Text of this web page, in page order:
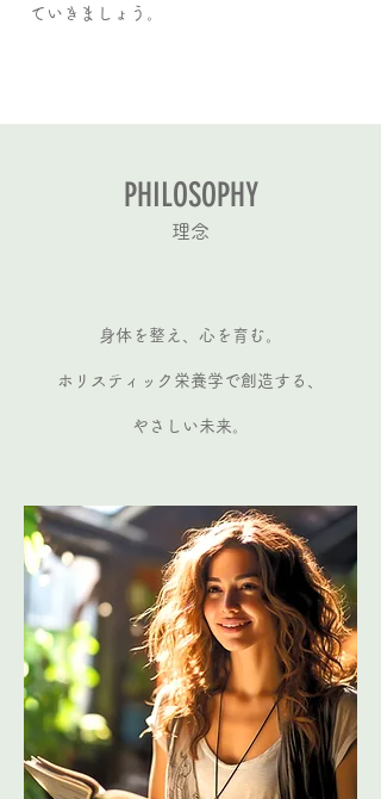
ていきましょう。
PHILOSOPHY
理念
身体を整え、心を育む。
ホリスティック栄養学で創造する、
やさしい未来。